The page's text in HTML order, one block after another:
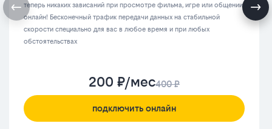
теперь никаких зависаний при просмотре фильма, игре или общении
онлайн! Бесконечный трафик передачи данных на стабильной
скорости специально для вас в любое время и при любых
обстоятельствах
200 ₽/мес400 ₽
подключить онлайн